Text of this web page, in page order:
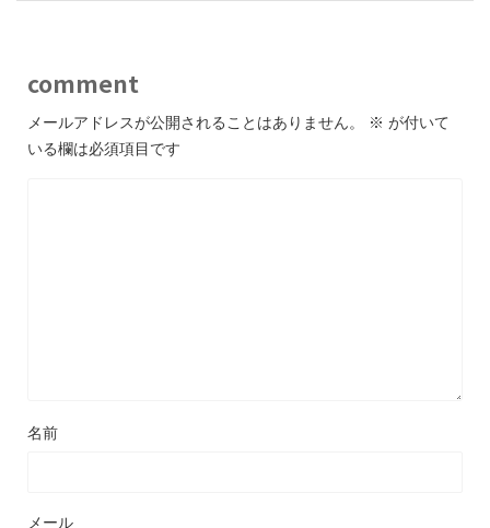
comment
メールアドレスが公開されることはありません。 ※ が付いて
いる欄は必須項目です
名前
メール